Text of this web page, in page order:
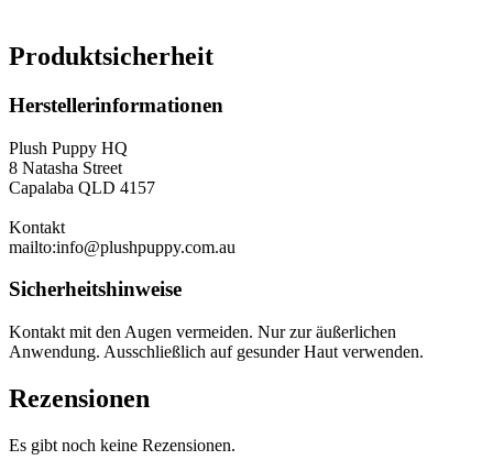
Produktsicherheit
Herstellerinformationen
Plush Puppy HQ
8 Natasha Street
Capalaba QLD 4157
Kontakt
mailto:info@plushpuppy.com.au
Sicherheitshinweise
Kontakt mit den Augen vermeiden. Nur zur äußerlichen
Anwendung. Ausschließlich auf gesunder Haut verwenden.
Rezensionen
Es gibt noch keine Rezensionen.